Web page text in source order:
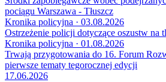
pociągu Warszawa - Tłuszcz
Kronika policyjna · 03.08.2026
Ostrzeżenie policji dotyczące oszustw na
Kronika policyjna · 01.08.2026
Trwają przygotowania do 16. Forum
pierwsze tematy tegorocznej edycji
17.06.2026